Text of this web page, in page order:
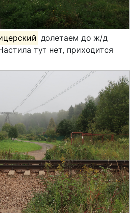
долетаем до ж/д
тут нет, приходится